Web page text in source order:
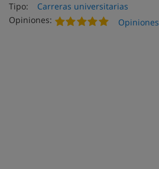
Tipo:
Carreras universitarias
Opiniones:
Opiniones